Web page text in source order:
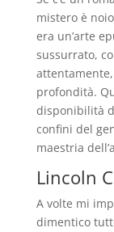
mistero è
era un’arte
sussurrato,
profondità.
disponibilità
confini del
maestria
Lincoln
A volte mi
dimentico